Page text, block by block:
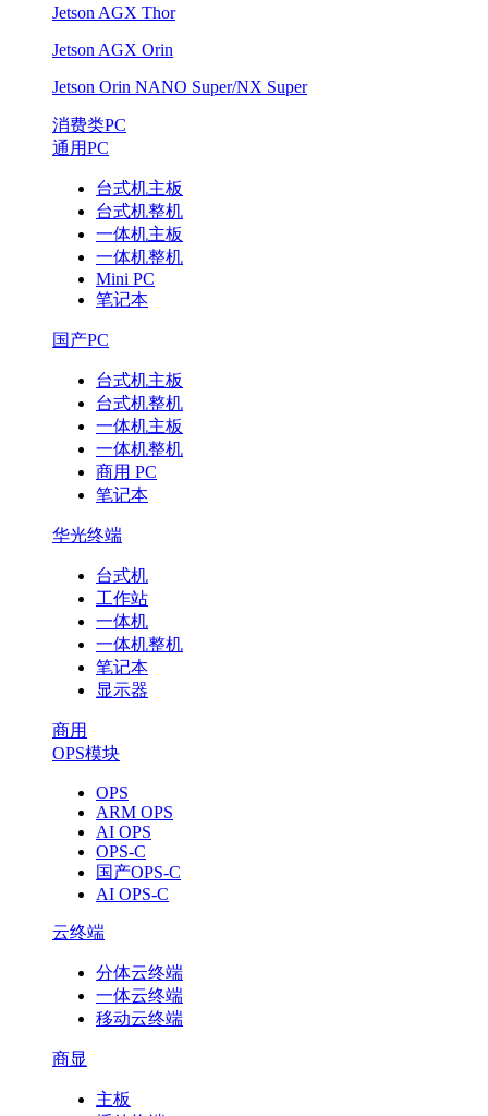
Jetson AGX Thor
Jetson AGX Orin
Jetson Orin NANO Super/NX Super
消费类PC
通用PC
台式机主板
台式机整机
一体机主板
一体机整机
Mini PC
笔记本
国产PC
台式机主板
台式机整机
一体机主板
一体机整机
商用 PC
笔记本
华光终端
台式机
工作站
一体机
一体机整机
笔记本
显示器
商用
OPS模块
OPS
ARM OPS
AI OPS
OPS-C
国产OPS-C
AI OPS-C
云终端
分体云终端
一体云终端
移动云终端
商显
主板